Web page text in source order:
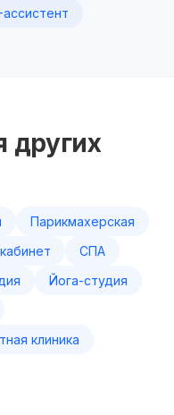
ассистент
других
Парикмахерская
СПА
Йога-студия
клиника